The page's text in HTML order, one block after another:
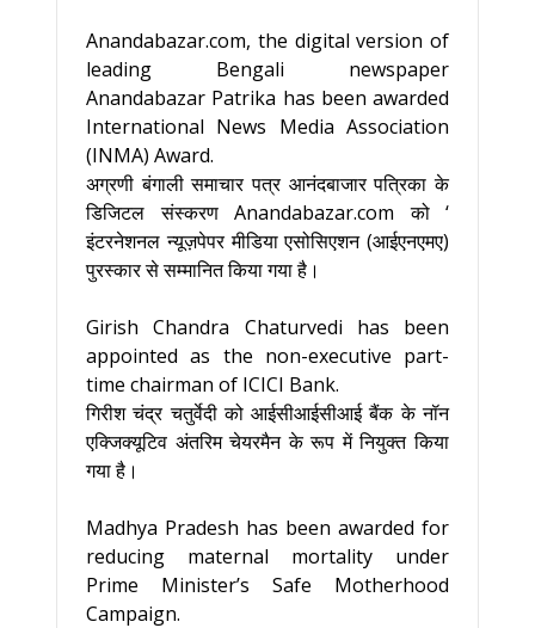
Anandabazar.com, the digital version of
leading Bengali newspaper
Anandabazar Patrika has been awarded
International News Media Association
(INMA) Award.
अग्रणी बंगाली समाचार पत्र आनंदबाजार पत्रिका के
डिजिटल संस्करण Anandabazar.com को ‘
इंटरनेशनल न्यूज़पेपर मीडिया एसोसिएशन (आईएनएमए)
पुरस्कार से सम्मानित किया गया है।
Girish Chandra Chaturvedi has been
appointed as the non-executive part-
time chairman of ICICI Bank.
गिरीश चंद्र चतुर्वेदी को आईसीआईसीआई बैंक के नॉन
एक्जिक्यूटिव अंतरिम चेयरमैन के रूप में नियुक्त किया
गया है।
Madhya Pradesh has been awarded for
reducing maternal mortality under
Prime Minister’s Safe Motherhood
Campaign.